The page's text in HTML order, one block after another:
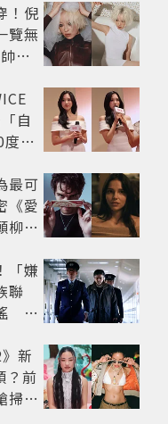
！倪
覽無
氣
自
度0
最可
《愛
柳」
「嫌
聯
新
？前
掃射